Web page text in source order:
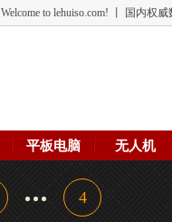
Welcome to lehuiso.com! 丨 国内权
平板电脑 无人机
4